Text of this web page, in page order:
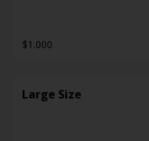
$1.000
Large Size